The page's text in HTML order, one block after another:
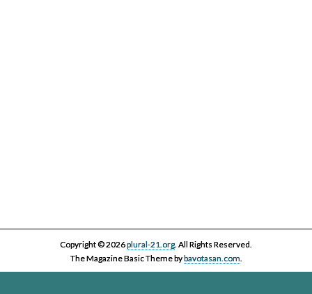
Copyright © 2026plural-21.org. All Rights Reserved.
The Magazine Basic Theme bybavotasan.com.